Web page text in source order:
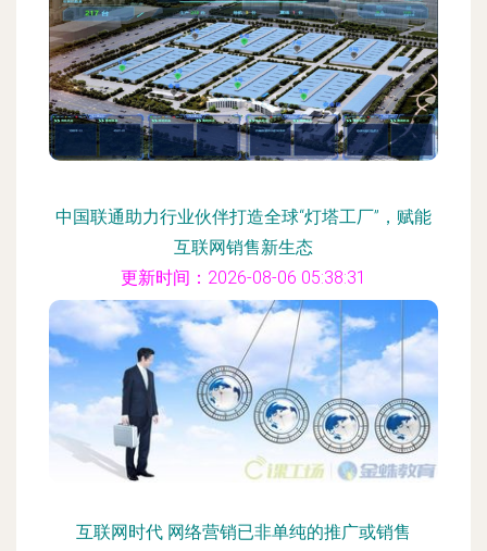
中国联通助力行业伙伴打造全球“灯塔工厂”，赋能
互联网销售新生态
更新时间：2026-08-06 05:38:31
互联网时代 网络营销已非单纯的推广或销售